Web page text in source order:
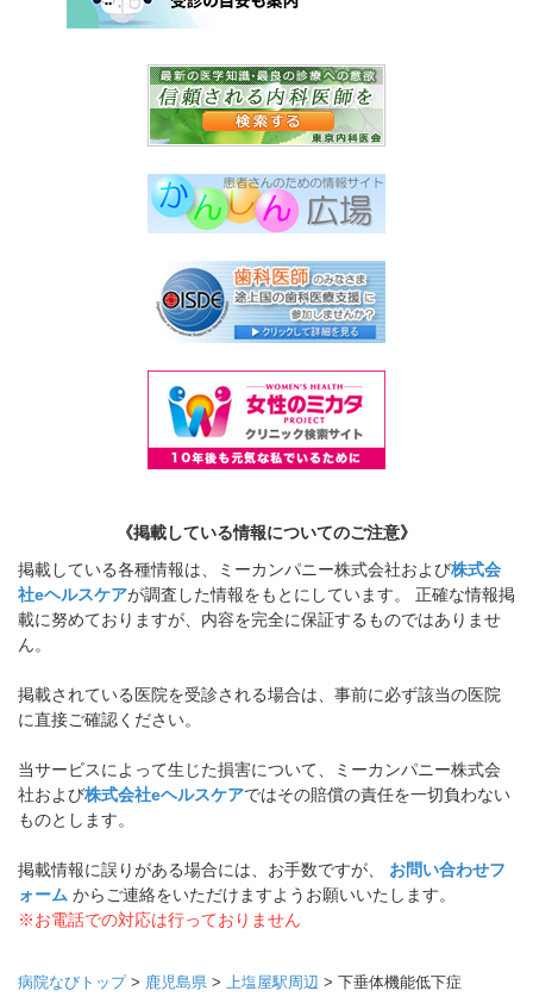
《掲載している情報についてのご注意》
掲載している各種情報は、ミーカンパニー株式会社および株式会
社eヘルスケアが調査した情報をもとにしています。 正確な情報掲
載に努めておりますが、内容を完全に保証するものではありませ
ん。
掲載されている医院を受診される場合は、事前に必ず該当の医院
に直接ご確認ください。
当サービスによって生じた損害について、ミーカンパニー株式会
社および株式会社eヘルスケアではその賠償の責任を一切負わない
ものとします。
掲載情報に誤りがある場合には、お手数ですが、 お問い合わせフ
ォーム からご連絡をいただけますようお願いいたします。
※お電話での対応は行っておりません
病院なびトップ> 鹿児島県 > 上塩屋駅周辺 > 下垂体機能低下症